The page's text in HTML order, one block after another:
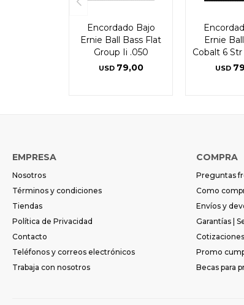
Encordado Bajo
Ernie Ball Bass Flat
Group Ii .050
USD 79,00
Ernie
Cobalt 6 Str
USD
EMPRESA
Nosotros
Términos y condiciones
Tiendas
Política de Privacidad
Contacto
Teléfonos y correos electrónicos
Trabaja con nosotros
COMPRA
Preguntas
Como
Envíos y
Garantías |
Promo
Becas para